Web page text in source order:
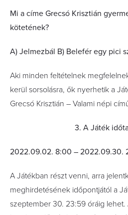
Mi a címe Grecsó Krisztián
kötetének?
A) Jelmezbál B) Belefér egy pici
Aki minden feltételnek
kerül sorsolásra, ők nyerhetik a
Grecsó Krisztián – Valami népi
3. A Játék
2022.09.02. 8:00 – 2022.09.30.
A Játékban részt venni, arra
meghirdetésének időpontjától a
szeptember 30. 23:59 óráig lehet.